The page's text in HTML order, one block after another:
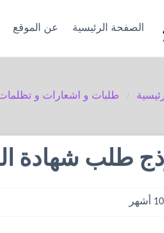
الصفحة الرئيسية عن الموقع
طلبات و اشعارات و
طلب شهادة